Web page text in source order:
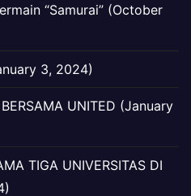
“Samurai” (October
3, 2024)
UNITED (January
TIGA UNIVERSITAS DI